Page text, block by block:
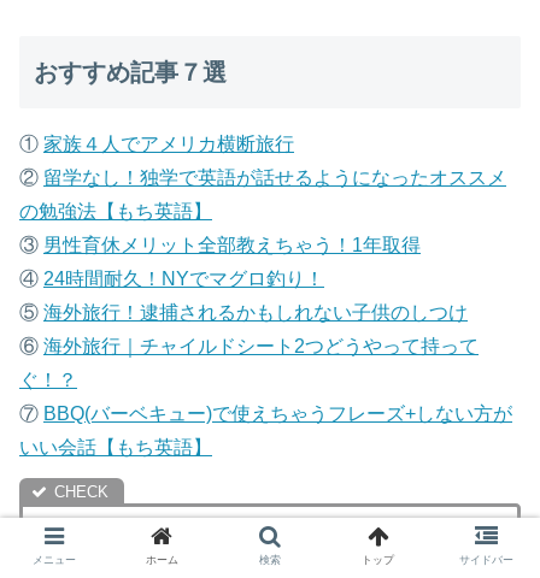
おすすめ記事７選
① 家族４人でアメリカ横断旅行
② 留学なし！独学で英語が話せるようになったオススメ
の勉強法【もち英語】
③ 男性育休メリット全部教えちゃう！1年取得
④ 24時間耐久！NYでマグロ釣り！
⑤ 海外旅行！逮捕されるかもしれない子供のしつけ
⑥ 海外旅行｜チャイルドシート2つどうやって持って
ぐ！？
⑦ BBQ(バーベキュー)で使えちゃうフレーズ+しない方が
いい会話【もち英語】
こちらの記事もおすすめです
メニュー ホーム 検索 トップ サイドバー